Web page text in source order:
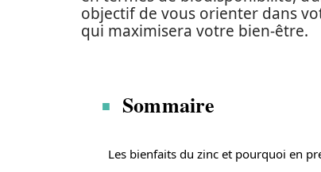
objectif de vous orienter dans
qui maximisera votre bien-être.
Sommaire
Les bienfaits du zinc et pourquoi en